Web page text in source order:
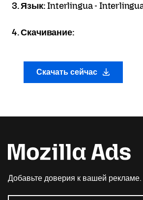
3. Язык:Interlingua -
4. Скачивание:
Скачать сейчас
Добавьте доверия к вашей рекламе.